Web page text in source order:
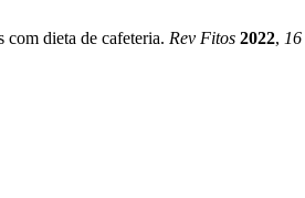
dieta de cafeteria. Rev Fitos 2022, 16